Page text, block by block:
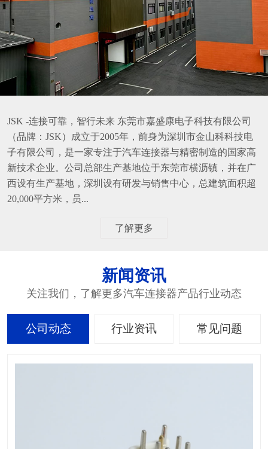
JSK -连接可靠，智行未来 东莞市嘉盛康电子科技有限公司
（品牌：JSK）成立于2005年，前身为深圳市金山科科技电
子有限公司，是一家专注于汽车连接器与精密制造的国家高
新技术企业。公司总部生产基地位于东莞市横沥镇，并在广
西设有生产基地，深圳设有研发与销售中心，总建筑面积超
20,000平方米，员...
了解更多
新闻资讯
关注我们，了解更多汽车连接器产品行业动态
公司动态 行业资讯 常见问题